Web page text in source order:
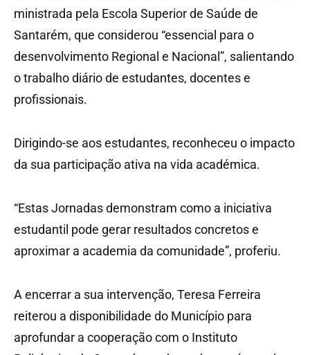
ministrada pela Escola Superior de Saúde de
Santarém, que considerou “essencial para o
desenvolvimento Regional e Nacional”, salientando
o trabalho diário de estudantes, docentes e
profissionais.
Dirigindo-se aos estudantes, reconheceu o impacto
da sua participação ativa na vida académica.
“Estas Jornadas demonstram como a iniciativa
estudantil pode gerar resultados concretos e
aproximar a academia da comunidade”, proferiu.
A encerrar a sua intervenção, Teresa Ferreira
reiterou a disponibilidade do Município para
aprofundar a cooperação com o Instituto